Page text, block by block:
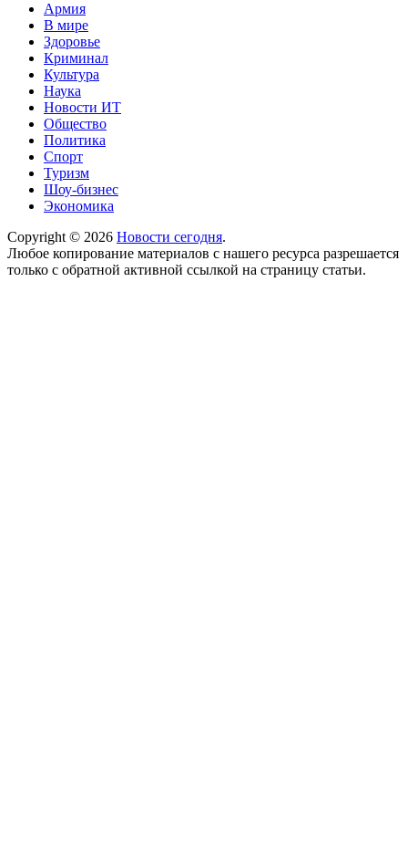
Армия
В мире
Здоровье
Криминал
Культура
Наука
Новости ИТ
Общество
Политика
Спорт
Туризм
Шоу-бизнес
Экономика
Copyright © 2026 Новости сегодня.
Любое копирование материалов с нашего ресурса разрешается
только с обратной активной ссылкой на страницу статьи.